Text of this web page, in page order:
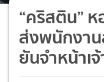
“คริสติน”
ส่งพนักงา
ยันจำหน้าเ